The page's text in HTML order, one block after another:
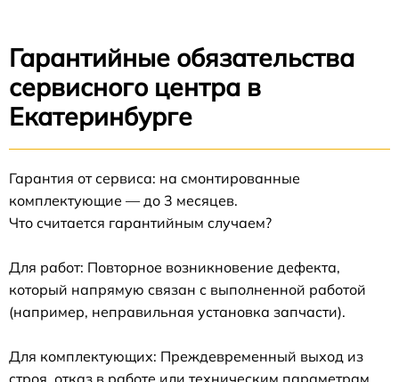
Гарантийные обязательства
сервисного центра в
Екатеринбурге
Гарантия от сервиса: на смонтированные
комплектующие — до 3 месяцев.
Что считается гарантийным случаем?
Для работ: Повторное возникновение дефекта,
который напрямую связан с выполненной работой
(например, неправильная установка запчасти).
Для комплектующих: Преждевременный выход из
строя, отказ в работе или техническим параметрам